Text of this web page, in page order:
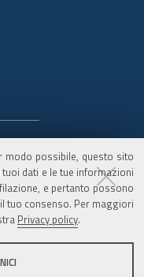
possibile, questo sito
dati e le tue informazioni
e pertanto possono
tuo consenso. Per maggiori
Privacy policy.